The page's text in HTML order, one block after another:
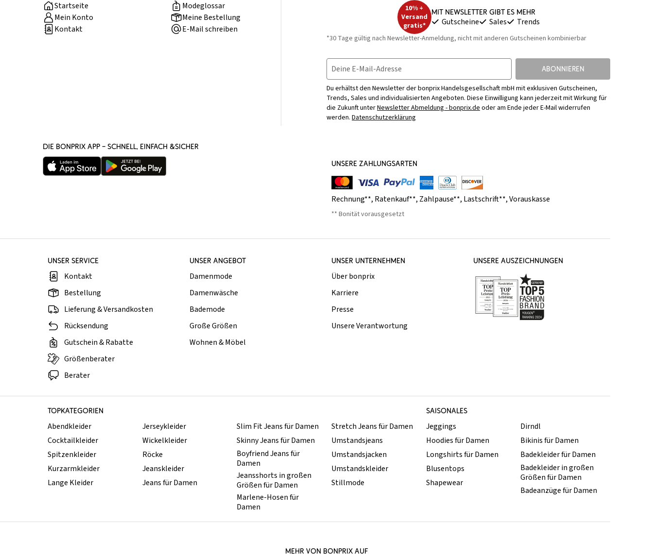
Startseite
Modeglossar
Mein Konto
Meine Bestellung
Kontakt
E-Mail schreiben
10% +
Versand
gratis*
Mit Newsletter gibt es mehr
Gutscheine Sales Trends
*30 Tage gültig nach Newsletter-Anmeldung, nicht mit anderen Gutscheinen kombinierbar
Deine E-Mail-Adresse ABONNIEREN
Du erhältst den Newsletter der bonprix Handelsgesellschaft mbH mit exklusiven Gutscheinen,
Trends, Sales und individualisierten Angeboten. Diese Einwilligung kann jederzeit mit Wirkung für
die Zukunft unterNewsletter Abmeldung - bonprix.deoder am Ende jeder E-Mail widerrufen
werden. Datenschutzerklärung
DIE BONPRIX APP – SCHNELL, EINFACH &SICHER
UNSERE ZAHLUNGSARTEN
Rechnung**, Ratenkauf**, Zahlpause**, Lastschrift**,Vorauskasse
** Bonität vorausgesetzt
UNSER SERVICE
Kontakt
Bestellung
Lieferung & Versandkosten
Rücksendung
Gutschein & Rabatte
Größenberater
Berater
UNSER ANGEBOT
Damenmode
Damenwäsche
Bademode
Große Größen
Wohnen & Möbel
UNSER UNTERNEHMEN
Über bonprix
Karriere
Presse
Unsere Verantwortung
UNSERE AUSZEICHNUNGEN
TOPKATEGORIEN SAISONALES
Abendkleider
Cocktailkleider
Spitzenkleider
Kurzarmkleider
Lange Kleider
Jerseykleider
Wickelkleider
Röcke
Jeanskleider
Jeans für Damen
Slim Fit Jeans für Damen
Skinny Jeans für Damen
Boyfriend Jeans für
Damen
Jeansshorts in großen
Größen für Damen
Marlene-Hosen für
Damen
Stretch Jeans für Damen
Umstandsjeans
Umstandsjacken
Umstandskleider
Stillmode
Jeggings
Hoodies für Damen
Longshirts für Damen
Blusentops
Shapewear
Dirndl
Bikinis für Damen
Badekleider für Damen
Badekleider in großen
Größen für Damen
Badeanzüge für Damen
MEHR VON BONPRIX AUF